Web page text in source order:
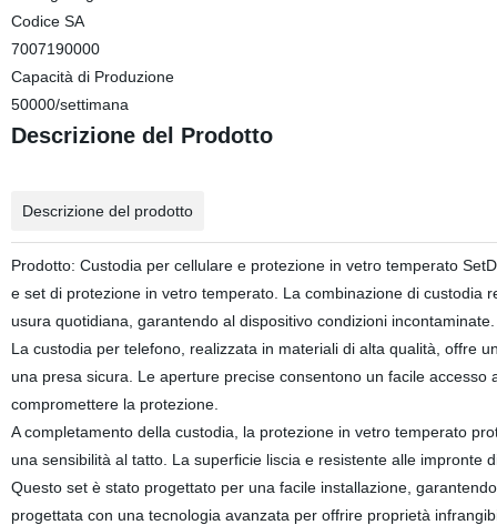
Codice SA
7007190000
Capacità di Produzione
50000/settimana
Descrizione del Prodotto
Descrizione del prodotto
Prodotto: Custodia per cellulare e protezione in vetro temperato
e set di protezione in vetro temperato. La combinazione di
usura quotidiana, garantendo al dispositivo condizioni incontaminate.
La custodia per telefono, realizzata in materiali di alta qualità, offre
una presa sicura. Le aperture precise consentono un facile
compromettere la protezione.
A completamento della custodia, la protezione in vetro temperato
una sensibilità al tatto. La superficie liscia e resistente alle
Questo set è stato progettato per una facile installazione,
progettata con una tecnologia avanzata per offrire proprietà